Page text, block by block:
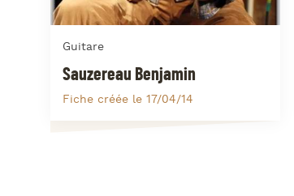
Guitare
Sauzereau Benjamin
Fiche créée le 17/04/14